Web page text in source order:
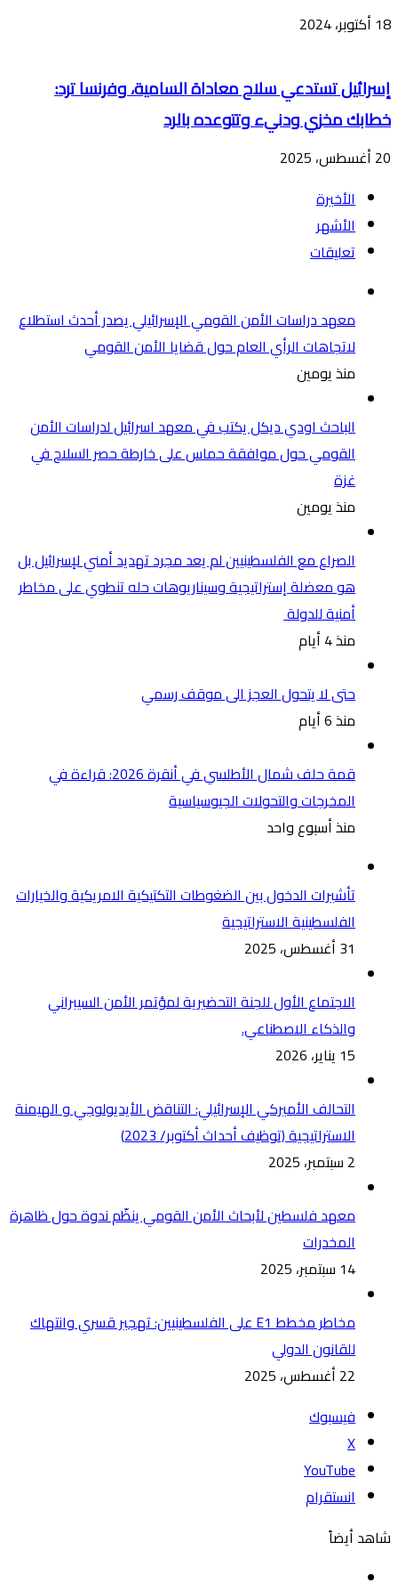
18 أكتوبر، 2024
إسرائيل تستدعي سلاح معاداة السامية، وفرنسا ترد:
خطابك مخزي ودنيء وتتوعده بالرد
20 أغسطس، 2025
الأخيرة
الأشهر
تعليقات
معهد دراسات الأمن القومي الإسرائيلي يصدر أحدث استطلاع
لاتجاهات الرأي العام حول قضايا الأمن القومي
منذ يومين
الباحث اودي ديكل يكتب في معهد اسرائيل لدراسات الأمن
القومي حول موافقة حماس على خارطة حصر السلاح في
غزة
منذ يومين
الصراع مع الفلسطينيين لم يعد مجرد تهديد أمني لإسرائيل بل
هو معضلة إستراتيجية وسيناريوهات حله تنطوي على مخاطر
أمنية للدولة
منذ 4 أيام
حتى لا يتحول العجز الى موقف رسمي
منذ 6 أيام
قمة حلف شمال الأطلسي في أنقرة 2026: قراءة في
المخرجات والتحولات الجيوسياسية
منذ أسبوع واحد
تأشيرات الدخول بين الضغوطات التكتيكية الامريكية والخيارات
الفلسطينية الاستراتيجية
31 أغسطس، 2025
الاجتماع الأول للجنة التحضيرية لمؤتمر الأمن السيبراني
والذكاء الاصطناعي.
15 يناير، 2026
التحالف الأميركي الإسرائيلي: التناقض الأيديولوجي و الهيمنة
الاستراتيجية (توظيف أحداث أكتوبر/ 2023)
2 سبتمبر، 2025
معهد فلسطين لأبحاث الأمن القومي ينظّم ندوة حول ظاهرة
المخدرات
14 سبتمبر، 2025
مخاطر مخطط E1 على الفلسطينيين: تهجير قسري وانتهاك
للقانون الدولي
22 أغسطس، 2025
فيسبوك
‫X
‫YouTube
انستقرام
شاهد أيضاً